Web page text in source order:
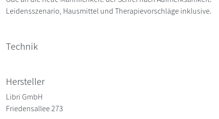
Leidensszenario, Hausmittel und Therapievorschläge inklusive.
Technik
Hersteller
Libri GmbH
Friedensallee 273